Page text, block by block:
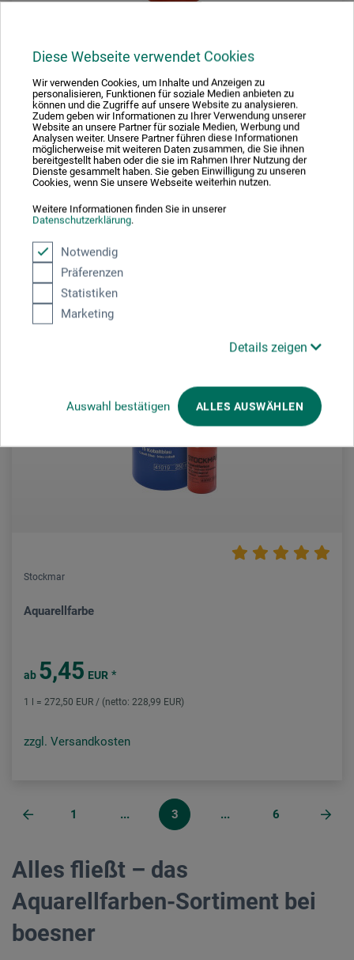
Diese Webseite verwendet Cookies
Wir verwenden Cookies, um Inhalte und Anzeigen zu
personalisieren, Funktionen für soziale Medien anbieten zu
können und die Zugriffe auf unsere Website zu analysieren.
Zudem geben wir Informationen zu Ihrer Verwendung unserer
Website an unsere Partner für soziale Medien, Werbung und
Analysen weiter. Unsere Partner führen diese Informationen
möglicherweise mit weiteren Daten zusammen, die Sie ihnen
bereitgestellt haben oder die sie im Rahmen Ihrer Nutzung der
Dienste gesammelt haben. Sie geben Einwilligung zu unseren
Cookies, wenn Sie unsere Webseite weiterhin nutzen.
Weitere Informationen finden Sie in unserer
Datenschutzerklärung.
Notwendig
Präferenzen
Statistiken
Marketing
Details zeigen
Auswahl bestätigen ALLES AUSWÄHLEN
Lascaux
Künstler-Aquarellfarbe
ab17,50 EUR *
1 l = 205,88 EUR / (netto: 173,01 EUR)
zzgl. Versandkosten
Stockmar
Aquarellfarbe
ab 5,45 EUR *
1 l = 272,50 EUR / (netto: 228,99 EUR)
zzgl. Versandkosten
1 ... 3 ... 6
Alles fließt – das
Aquarellfarben-Sortiment bei
boesner